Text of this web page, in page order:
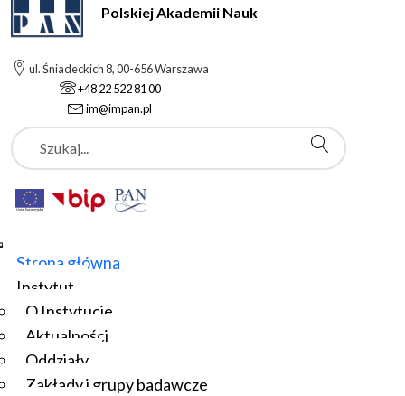
Polskiej Akademii Nauk
ul. Śniadeckich 8, 00-656 Warszawa
+48 22 522 81 00
im@impan.pl
Szukaj
Strona główna
Instytut
O Instytucie
Aktualności
Oddziały
Zakłady i grupy badawcze